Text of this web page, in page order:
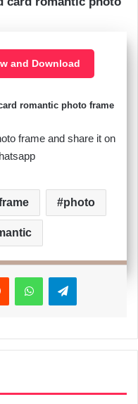
and Download
romantic photo frame
frame and share it on
photo
Reddit WhatsAppTelegram